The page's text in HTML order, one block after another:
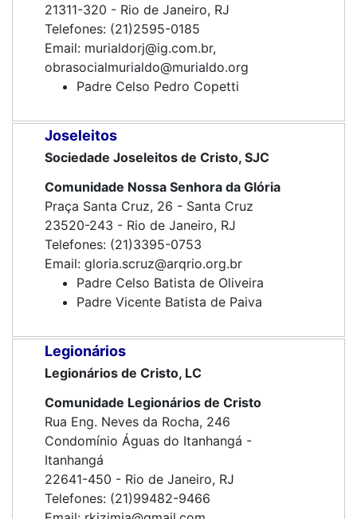
21311-320 - Rio de Janeiro, RJ
Telefones: (21)2595-0185
Email: murialdorj@ig.com.br,
obrasocialmurialdo@murialdo.org
Padre Celso Pedro Copetti
Joseleitos
Sociedade Joseleitos de Cristo, SJC
Comunidade Nossa Senhora da Glória
Praça Santa Cruz, 26 - Santa Cruz
23520-243 - Rio de Janeiro, RJ
Telefones: (21)3395-0753
Email: gloria.scruz@arqrio.org.br
Padre Celso Batista de Oliveira
Padre Vicente Batista de Paiva
Legionários
Legionários de Cristo, LC
Comunidade Legionários de Cristo
Rua Eng. Neves da Rocha, 246
Condomínio Águas do Itanhangá -
Itanhangá
22641-450 - Rio de Janeiro, RJ
Telefones: (21)99482-9466